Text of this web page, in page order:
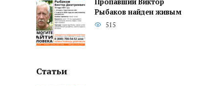
Пропавший Виктор
Рыбаков найден живым
515
Статьи